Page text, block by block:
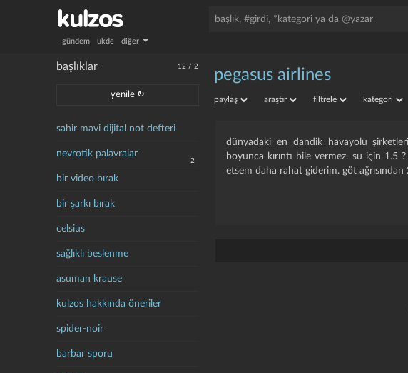
gündem ukde diğer
12 /2
başlıklar
yenile ↻
sahir mavi dijital not defteri
nevrotik palavralar
2
bir video bırak
bir şarkı bırak
celsius
sağlıklı beslenme
asuman krause
kulzos hakkında öneriler
spider-noir
barbar sporu
pegasus airlines
paylaş araştır filtrele kategori
dünyadaki en dandik havayolu
boyunca kırıntı bile vermez. su için
etsem daha rahat giderim. göt